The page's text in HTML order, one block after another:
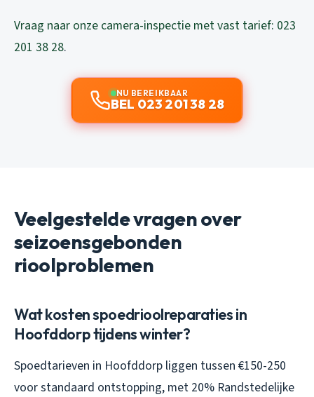
Vraag naar onze camera-inspectie met vast tarief: 023
201 38 28.
NU BEREIKBAAR
BEL 023 201 38 28
Veelgestelde vragen over
seizoensgebonden
rioolproblemen
Wat kosten spoedrioolreparaties in
Hoofddorp tijdens winter?
Spoedtarieven in Hoofddorp liggen tussen €150-250
voor standaard ontstopping, met 20% Randstedelijke